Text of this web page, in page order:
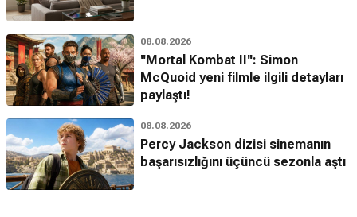
08.08.2026
''Mortal Kombat II'': Simon
McQuoid yeni filmle ilgili detayları
paylaştı!
08.08.2026
Percy Jackson dizisi sinemanın
başarısızlığını üçüncü sezonla aştı